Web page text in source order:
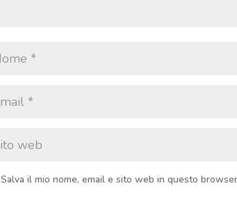
Salva il mio nome, email e sito web in questo